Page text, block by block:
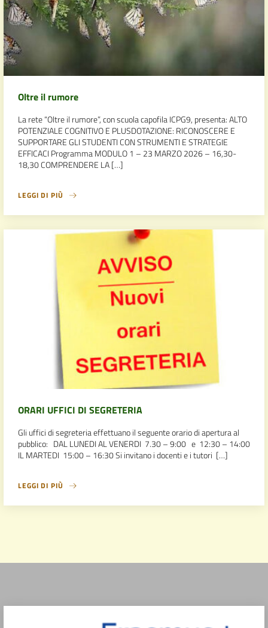
Oltre il rumore
La rete “Oltre il rumore”, con scuola capofila ICPG9, presenta: ALTO
POTENZIALE COGNITIVO E PLUSDOTAZIONE: RICONOSCERE E
SUPPORTARE GLI STUDENTI CON STRUMENTI E STRATEGIE
EFFICACI Programma MODULO 1 – 23 MARZO 2026 – 16,30-
18,30 COMPRENDERE LA […]
LEGGI DI PIÙ
ORARI UFFICI DI SEGRETERIA
Gli uffici di segreteria effettuano il seguente orario di apertura al
pubblico: DAL LUNEDI AL VENERDI 7.30 – 9:00 e 12:30 – 14:00
IL MARTEDI 15:00 – 16:30 Si invitano i docenti e i tutori […]
LEGGI DI PIÙ